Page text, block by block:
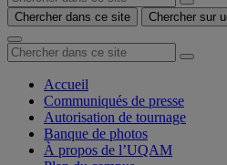
Chercher dans ce site Chercher sur
Accueil
Communiqués de presse
Autorisation de tournage
Banque de photos
À propos de l’UQAM